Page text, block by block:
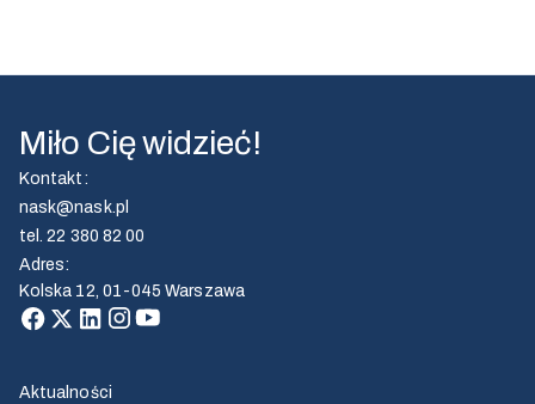
Miło Cię widzieć!
Kontakt :
nask@nask.pl
tel.22 380 82 00
Adres:
Kolska 12, 01-045 Warszawa
Aktualności